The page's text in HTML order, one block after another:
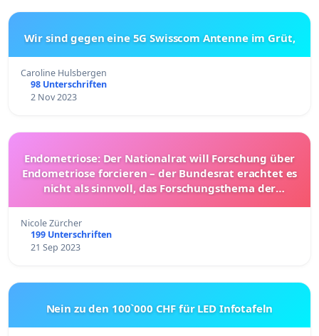
Wir sind gegen eine 5G Swisscom Antenne im Grüt,
Caroline Hulsbergen
98 Unterschriften
2 Nov 2023
Endometriose: Der Nationalrat will Forschung über
Endometriose forcieren – der Bundesrat erachtet es
nicht als sinnvoll, das Forschungsthema der
Nicole Zürcher
199 Unterschriften
21 Sep 2023
Nein zu den 100`000 CHF für LED Infotafeln